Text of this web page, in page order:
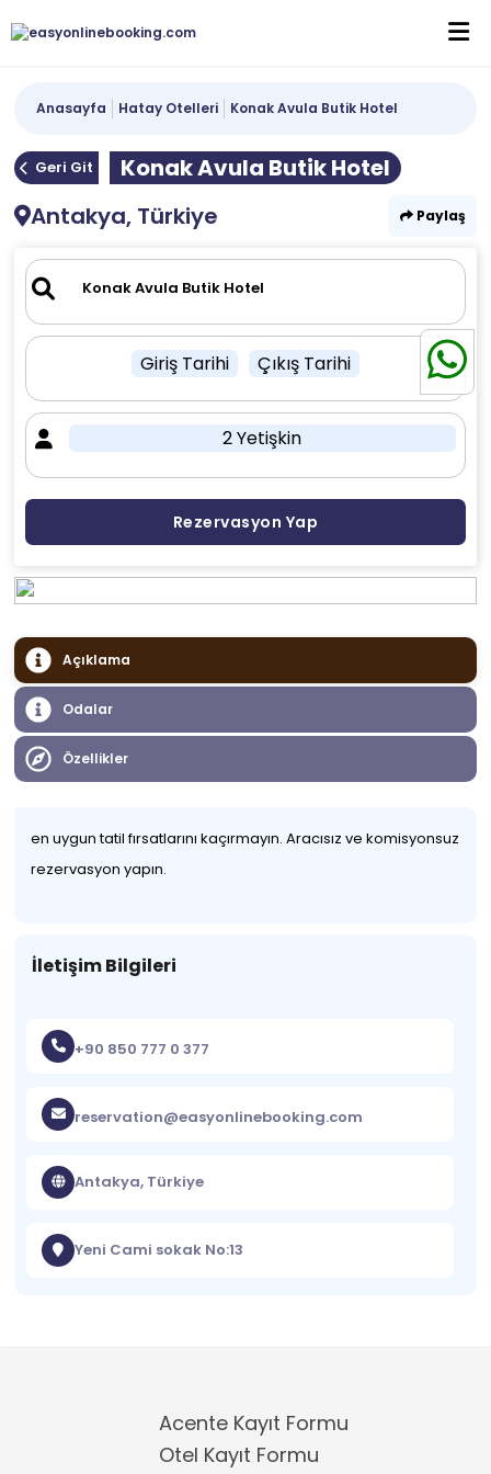
Anasayfa Hatay Otelleri Konak Avula Butik Hotel
Geri Git
Konak Avula Butik Hotel
Antakya, Türkiye
Paylaş
Giriş Tarihi Çıkış Tarihi
2 Yetişkin
Rezervasyon Yap
Açıklama
Odalar
Özellikler
en uygun tatil fırsatlarını kaçırmayın. Aracısız ve komisyonsuz
rezervasyon yapın.
İletişim Bilgileri
+90 850 777 0 377
reservation@easyonlinebooking.com
Antakya, Türkiye
Yeni Cami sokak No:13
Acente Kayıt Formu
Otel Kayıt Formu